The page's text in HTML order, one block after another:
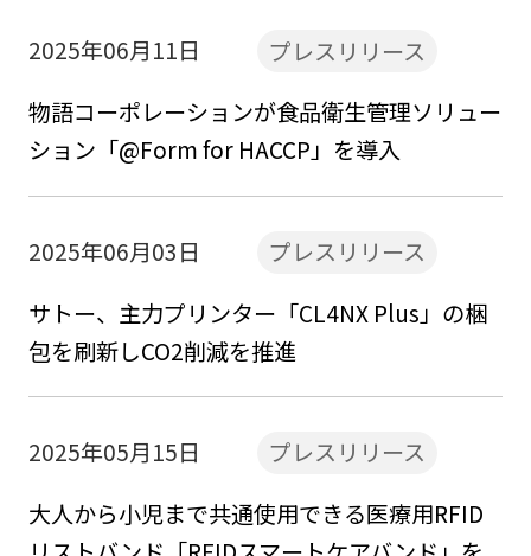
2025年06月11日
プレスリリース
物語コーポレーションが食品衛生管理ソリュー
ション「@Form for HACCP」を導入
2025年06月03日
プレスリリース
サトー、主力プリンター「CL4NX Plus」の梱
包を刷新しCO2削減を推進
2025年05月15日
プレスリリース
大人から小児まで共通使用できる医療用RFID